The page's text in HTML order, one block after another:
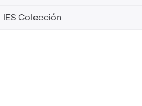
IES Colección